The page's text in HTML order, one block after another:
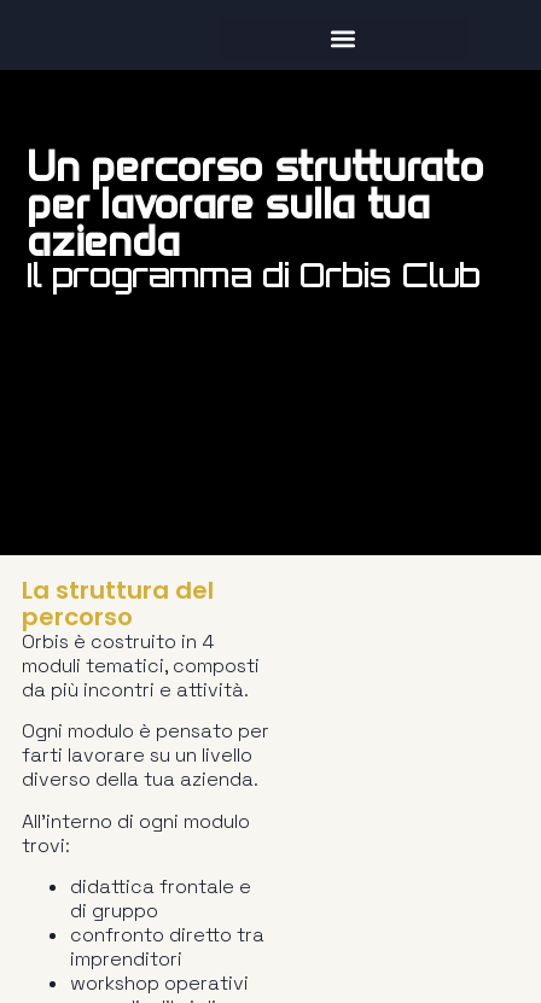
Un percorso strutturato
per lavorare sulla tua
azienda
Il programma di Orbis Club
La struttura del
percorso
Orbis è costruito in 4
moduli tematici, composti
da più incontri e attività.
Ogni modulo è pensato per
farti lavorare su un livello
diverso della tua azienda.
All’interno di ogni modulo
trovi:
didattica frontale e
di gruppo
confronto diretto tra
imprenditori
workshop operativi